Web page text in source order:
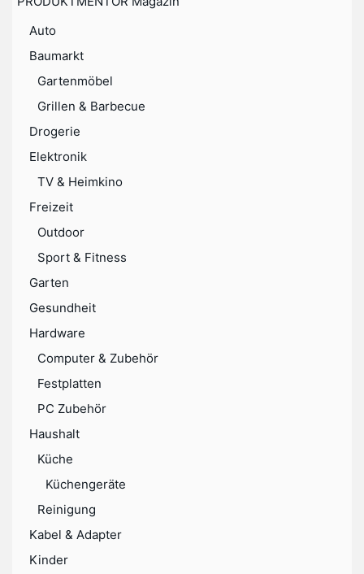
Auto
Baumarkt
Gartenmöbel
Grillen & Barbecue
Drogerie
Elektronik
TV & Heimkino
Freizeit
Outdoor
Sport & Fitness
Garten
Gesundheit
Hardware
Computer & Zubehör
Festplatten
PC Zubehör
Haushalt
Küche
Küchengeräte
Reinigung
Kabel & Adapter
Kinder